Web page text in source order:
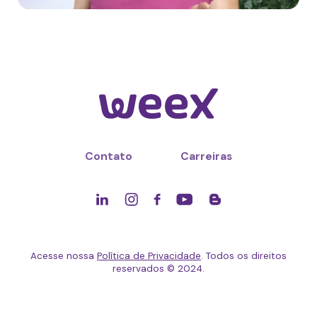
Contato Carreiras
Acesse nossa Política de Privacidade. Todos os direitos
reservados © 2024.